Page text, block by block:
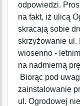
odpowiedzi.
na fakt, iż ulicą
skracają sobie
skrzyżowanie
wiosenno -
na nadmierną
Biorąc pod
zainstalowanie
ul. Ogrodowej